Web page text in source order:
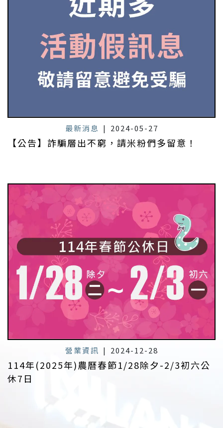
最新消息 | 2024-05-27
【公告】詐騙層出不窮，請米粉們多留意！
營業資訊 | 2024-12-28
114年(2025年)農曆春節1/28除夕-2/3初六公
休7日